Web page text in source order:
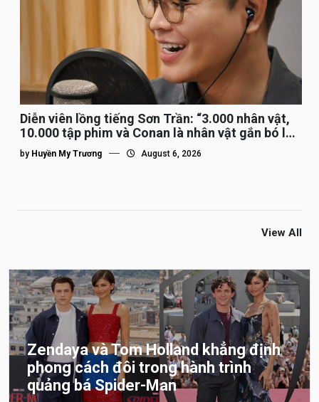
Diễn viên lồng tiếng Sơn Trần: “3.000 nhân vật,
10.000 tập phim và Conan là nhân vật gắn bó lâu
nhất”
by Huyền My Trương August 6, 2026
View All
Zendaya và Tom Holland khẳng định
phong cách đôi trong hành trình
quảng bá Spider-Man